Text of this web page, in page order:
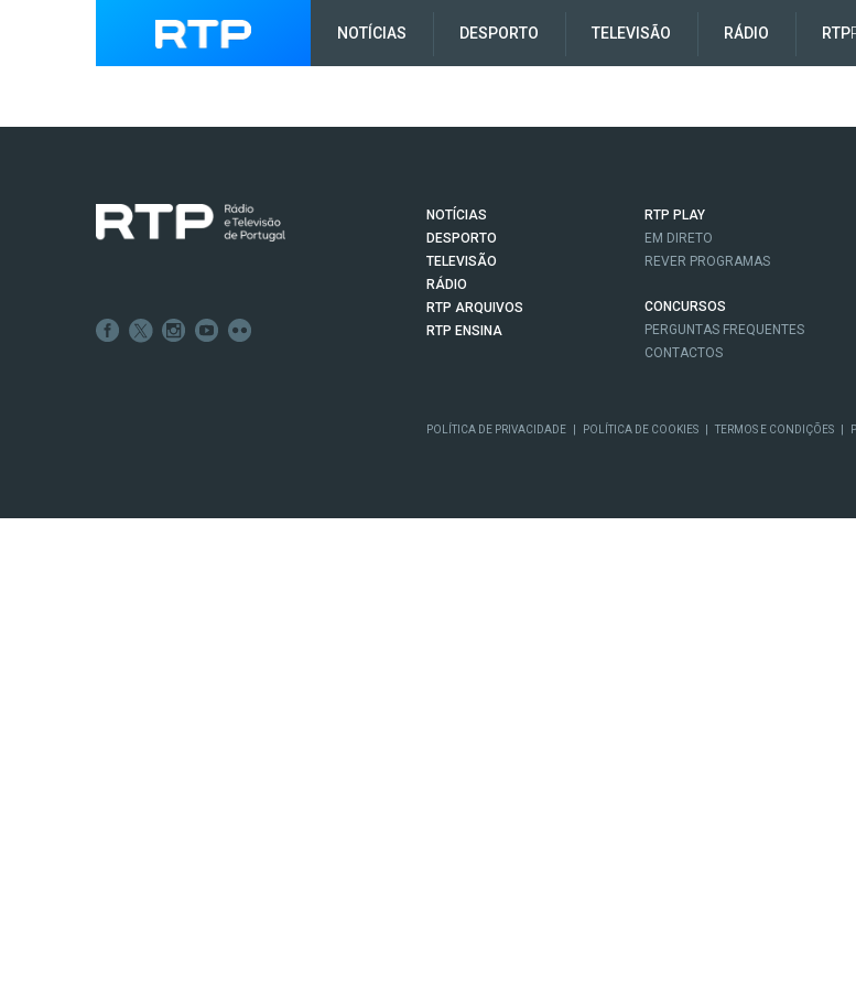
NOTÍCIAS DESPORTO TELEVISÃO RÁDIO RTP
NOTÍCIAS
DESPORTO
TELEVISÃO
RÁDIO
RTP ARQUIVOS
RTP ENSINA
RTP PLAY
EM DIRETO
REVER PROGRAMAS
CONCURSOS
PERGUNTAS FREQUENTES
CONTACTOS
POLÍTICA DE PRIVACIDADE POLÍTICA DE COOKIES TERMOS E CONDIÇÕES